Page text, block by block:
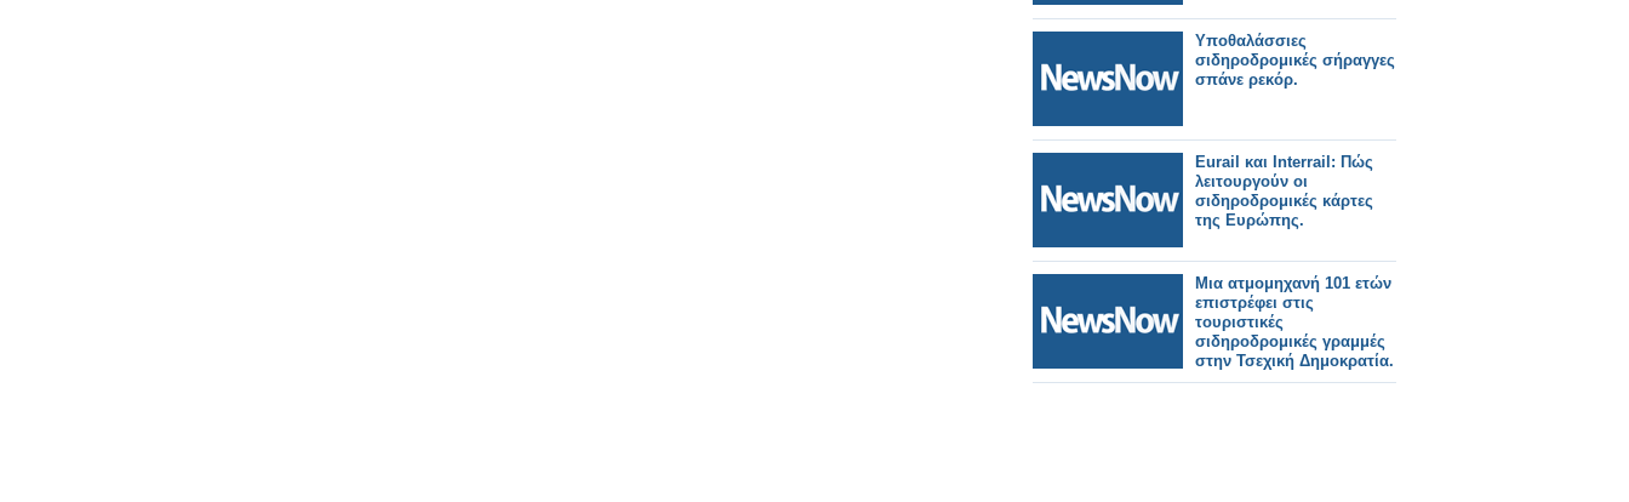
Υποθαλάσσιες
σιδηροδρομικές σήραγγες
σπάνε ρεκόρ.
Eurail και Interrail: Πώς
λειτουργούν οι
σιδηροδρομικές κάρτες
της Ευρώπης.
Μια ατμομηχανή 101 ετών
επιστρέφει στις
τουριστικές
σιδηροδρομικές γραμμές
στην Τσεχική Δημοκρατία.